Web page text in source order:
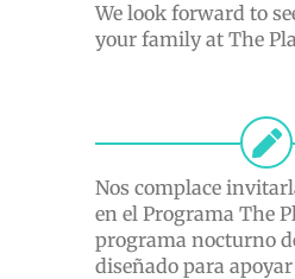
We look forward to
your family at The
Nos complace
en el Programa The
programa nocturno
diseñado para